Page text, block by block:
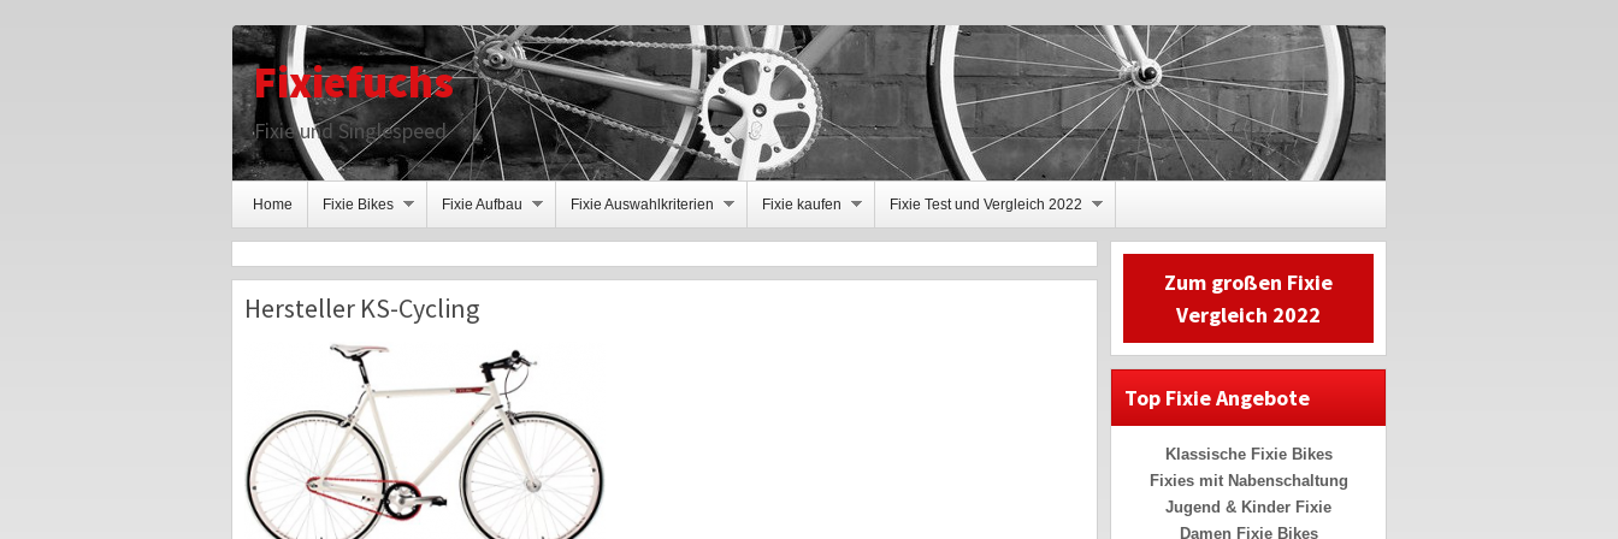
Fixiefuchs
Fixie und Singlespeed
Home Fixie Bikes Fixie Aufbau Fixie Auswahlkriterien Fixie kaufen Fixie Test und Vergleich 2022
Hersteller KS-Cycling
Zum großen Fixie
Vergleich 2022
Top Fixie Angebote
Klassische Fixie Bikes
Fixies mit Nabenschaltung
Jugend & Kinder Fixie
Damen Fixie Bikes